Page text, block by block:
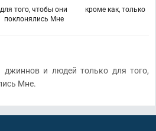
кроме как, только
для того, чтобы они
поклонялись Мне
джиннов и людей только для того,
Мне.